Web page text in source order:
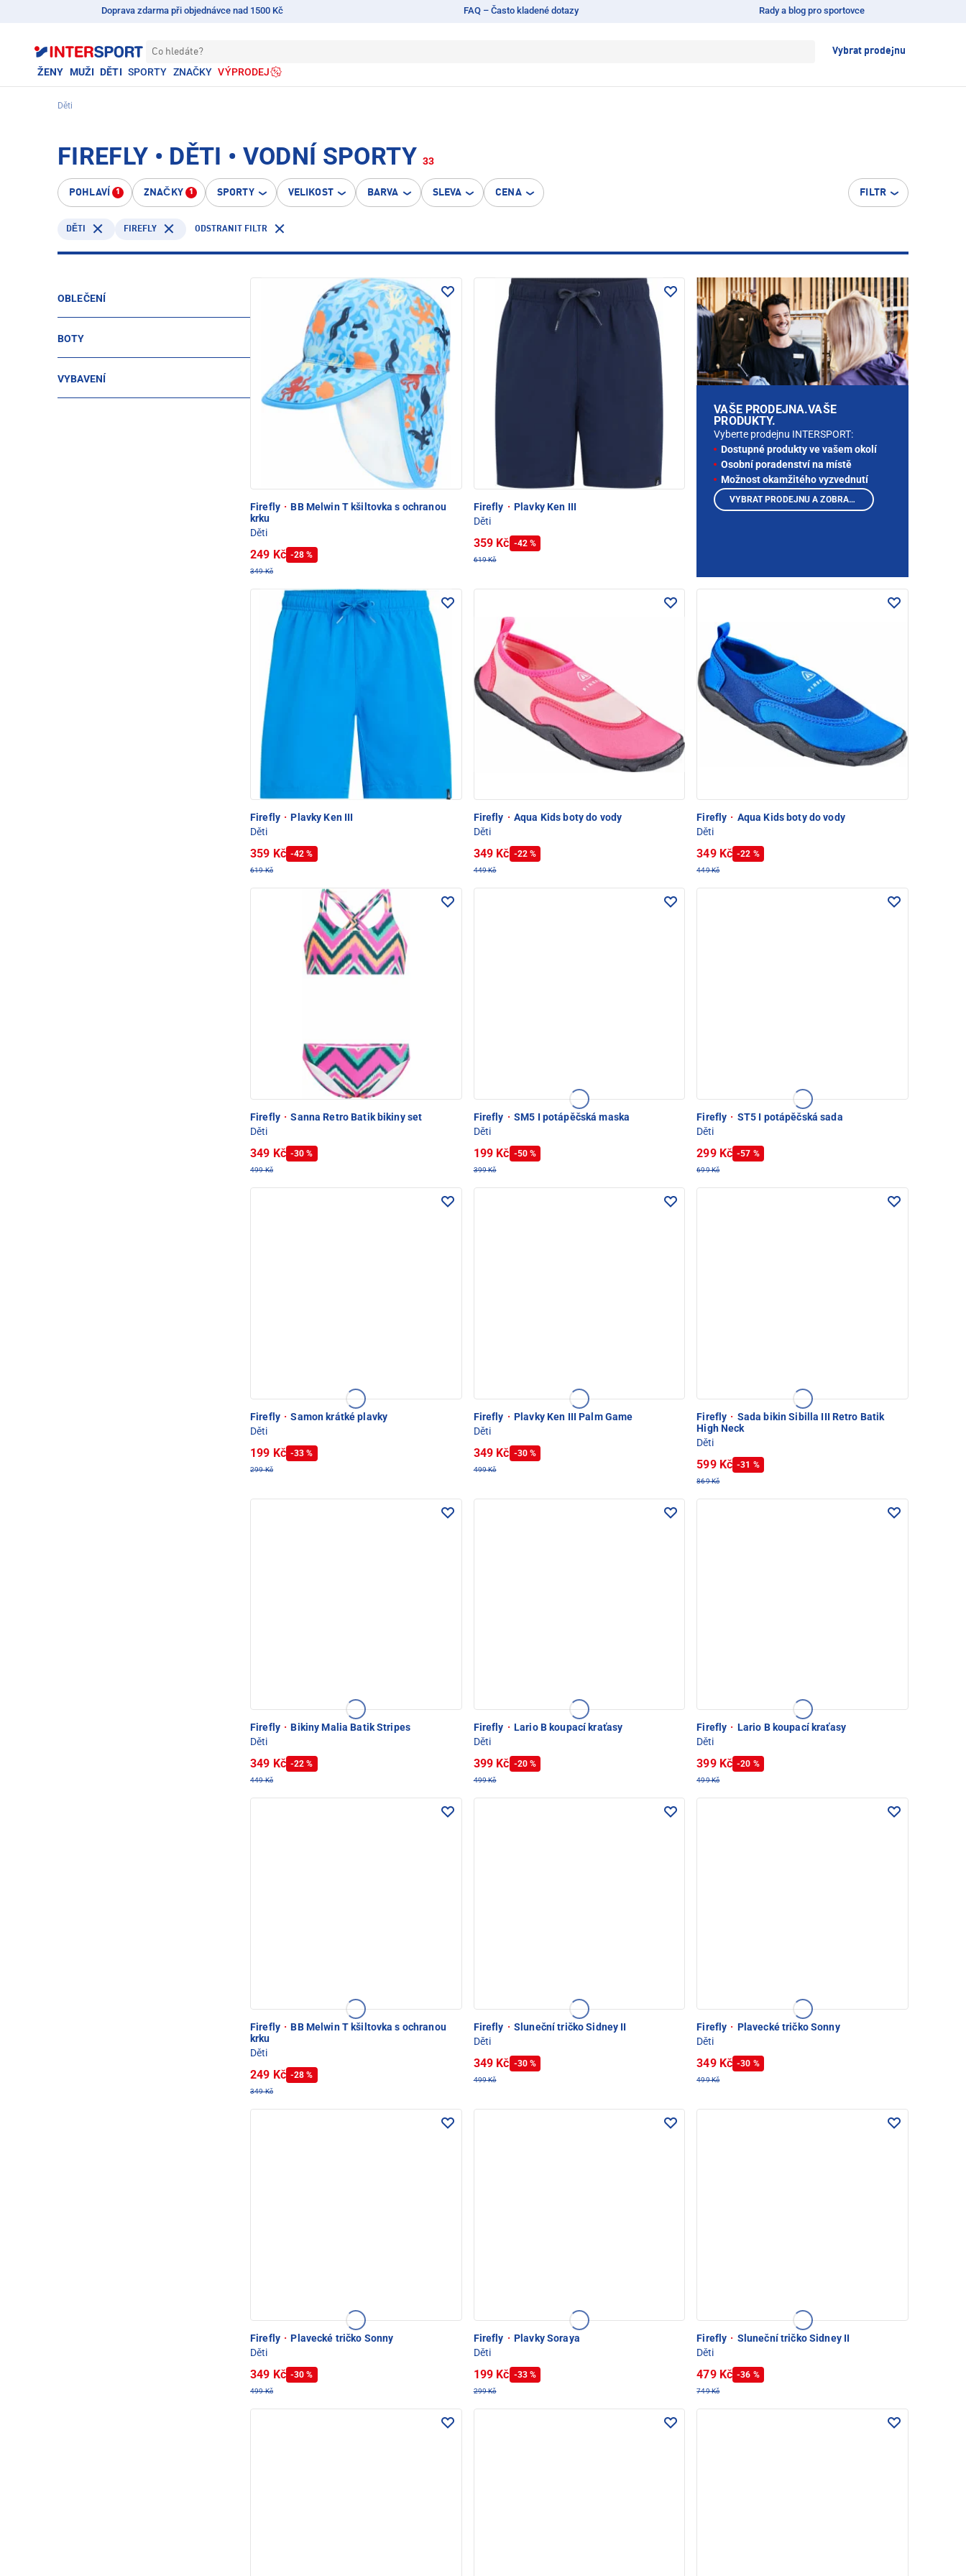
Doprava zdarma při objednávce nad 1500 Kč FAQ – Často kladené dotazy Rady a blog pro sportovce
Co hledáte? Vybrat prodejnu
ŽENY MUŽI DĚTI SPORTY ZNAČKY VÝPRODEJ
Děti
FIREFLY • DĚTI • VODNÍ SPORTY 33
POHLAVÍ 1 ZNAČKY 1 SPORTY VELIKOST BARVA SLEVA CENA FILTR
DĚTI FIREFLY ODSTRANIT FILTR
OBLEČENÍ
BOTY
VYBAVENÍ
Firefly · BB Melwin T kšiltovka s ochranou
krku
Děti
249 Kč -28 %
349 Kč
Firefly · Plavky Ken III
Děti
359 Kč -42 %
619 Kč
Firefly · Plavky Ken III
Děti
359 Kč -42 %
619 Kč
Firefly · Aqua Kids boty do vody
Děti
349 Kč -22 %
449 Kč
Firefly · Aqua Kids boty do vody
Děti
349 Kč -22 %
449 Kč
Firefly · Sanna Retro Batik bikiny set
Děti
349 Kč -30 %
499 Kč
Firefly · SM5 I potápěčská maska
Děti
199 Kč -50 %
399 Kč
Firefly · ST5 I potápěčská sada
Děti
299 Kč -57 %
699 Kč
Firefly · Samon krátké plavky
Děti
199 Kč -33 %
299 Kč
Firefly · Plavky Ken III Palm Game
Děti
349 Kč -30 %
499 Kč
Firefly · Sada bikin Sibilla III Retro Batik
High Neck
Děti
599 Kč -31 %
869 Kč
Firefly · Bikiny Malia Batik Stripes
Děti
349 Kč -22 %
449 Kč
Firefly · Lario B koupací kraťasy
Děti
399 Kč -20 %
499 Kč
Firefly · Lario B koupací kraťasy
Děti
399 Kč -20 %
499 Kč
Firefly · BB Melwin T kšiltovka s ochranou
krku
Děti
249 Kč -28 %
349 Kč
Firefly · Sluneční tričko Sidney II
Děti
349 Kč -30 %
499 Kč
Firefly · Plavecké tričko Sonny
Děti
349 Kč -30 %
499 Kč
Firefly · Plavecké tričko Sonny
Děti
349 Kč -30 %
499 Kč
Firefly · Plavky Soraya
Děti
199 Kč -33 %
299 Kč
Firefly · Sluneční tričko Sidney II
Děti
479 Kč -36 %
749 Kč
VAŠE PRODEJNA.VAŠE
PRODUKTY.
Vyberte prodejnu INTERSPORT:
Dostupné produkty ve vašem okolí
Osobní poradenství na místě
Možnost okamžitého vyzvednutí
VYBRAT PRODEJNU A ZOBRAZIT PRODUKTY